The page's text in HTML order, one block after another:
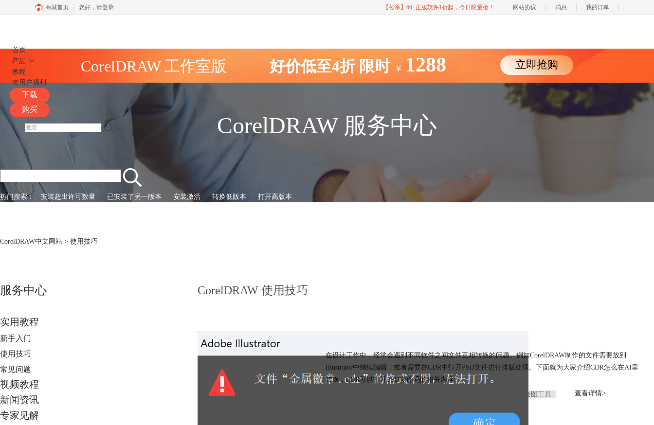
商城首页 您好， 请登录 【秒杀】60+正版软件1折起，今日限量抢！ 网站协议 消息 我的订单
首页
产品
教程
老用户福利
下载
购买
CorelDRAW 工作室版 好价低至4折 限时 ￥ 1288 立即抢购
CorelDRAW 服务中心
热门搜索： 安装超出许可数量 已安装了另一版本 安装激活 转换低版本 打开高版本
CorelDRAW中文网站 > 使用技巧
服务中心
实用教程
新手入门
使用技巧
常见问题
视频教程
新闻资讯
专家见解
CorelDRAW 使用技巧
在设计工作中，经常会遇到不同软件之间文件互相转换的问题。例如CorelDRAW制作的文件需要放到
Illustrator中继续编辑，或者需要在CDR中打开PSD文件进行排版处理。下面就为大家介绍CDR怎么在AI里
转换，CDR可以打开PSD文件吗的相关内容。
CDR矢量绘图工具 查看详情>